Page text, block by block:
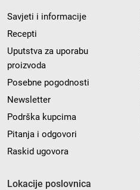
Savjeti i informacije
Recepti
Uputstva za uporabu
proizvoda
Posebne pogodnosti
Newsletter
Podrška kupcima
Pitanja i odgovori
Raskid ugovora
Lokacije poslovnica